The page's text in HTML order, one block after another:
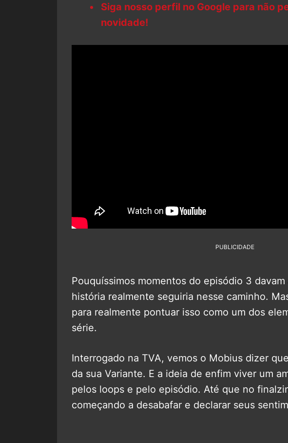
Siga nosso perfil no Google para não
novidade!
PUBLICIDADE
Pouquíssimos momentos do episódio 3
história realmente seguiria nesse caminho.
para realmente pontuar isso como um dos
série.
Interrogado na TVA, vemos o Mobius dizer
da sua Variante. E a ideia de enfim viver um
pelos loops e pelo episódio. Até que no
começando a desabafar e declarar seus